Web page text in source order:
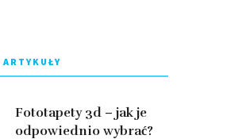
Fototapety 3d – jak je
odpowiednio wybrać?